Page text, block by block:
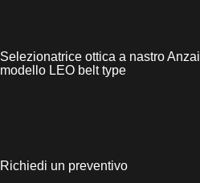
Selezionatrice ottica a nastro Anzai
modello LEO belt type
Richiedi un preventivo